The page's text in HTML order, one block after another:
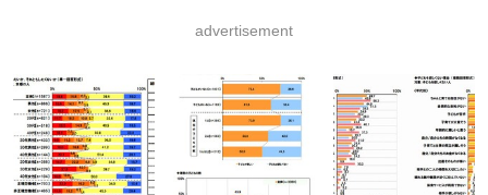
advertisement